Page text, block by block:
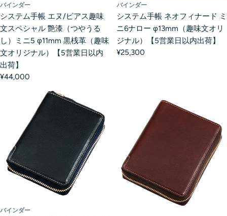
バインダー
システム手帳 エヌ/ピアス趣味
文スペシャル 艶漆（つやうる
し）ミニ5 φ11mm 黒桟革（趣味
文オリジナル）【5営業日以内
出荷】
¥44,000
バインダー
システム手帳 ネオフィナード ミ
ニ6ナロー φ13mm（趣味文オリ
ジナル）【5営業日以内出荷】
¥25,300
バインダー